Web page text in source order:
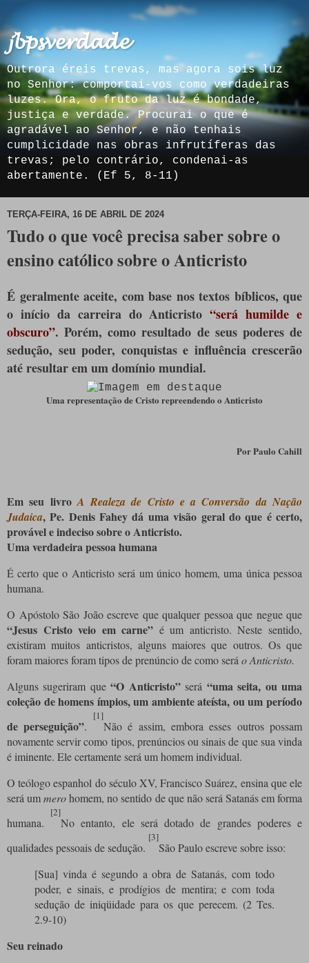
𝓳𝓫𝓹𝓼𝓿𝓮𝓻𝓭𝓪𝓭𝓮
Outrora éreis trevas, mas agora sois luz
no Senhor: comportai-vos como verdadeiras
luzes. Ora, o fruto da luz é bondade,
justiça e verdade. Procurai o que é
agradável ao Senhor, e não tenhais
cumplicidade nas obras infrutíferas das
trevas; pelo contrário, condenai-as
abertamente. (Ef 5, 8-11)
TERÇA-FEIRA, 16 DE ABRIL DE 2024
Tudo o que você precisa saber sobre o
ensino católico sobre o Anticristo
É geralmente aceite, com base nos textos bíblicos, que
o início da carreira do Anticristo“será humilde e
obscuro”. Porém, como resultado de seus poderes de
sedução, seu poder, conquistas e influência crescerão
até resultar em um domínio mundial.
Uma representação de Cristo repreendendo o Anticristo
Por Paulo Cahill
Em seu livroA Realeza de Cristo e a Conversão da Nação
Judaica, Pe. Denis Fahey dá uma visão geral do que é certo,
provável e indeciso sobre o Anticristo.
Uma verdadeira pessoa humana
É certo que o Anticristo será um único homem, uma única pessoa
humana.
O Apóstolo São João escreve que qualquer pessoa que negue que
“Jesus Cristo veio em carne” é um anticristo. Neste sentido,
existiram muitos anticristos, alguns maiores que outros. Os que
foram maiores foram tipos de prenúncio de comoserá oAnticristo.
Alguns sugeriram que“O Anticristo”será “uma seita, ou uma
coleção de homens ímpios, um ambiente ateísta, ou um período
de perseguição”.
[1]
Não é assim, embora esses outros possam
novamente servir como tipos, prenúncios ou sinais de que sua vinda
é iminente. Ele certamente será um homem individual.
O teólogo espanhol do século XV, Francisco Suárez, ensina que ele
será ummerohomem, no sentido de que não será Satanás em forma
humana.
[2]
No entanto, ele será dotado de grandes poderes e
qualidades pessoais de sedução.
[3]
São Paulo escreve sobre isso:
[Sua] vinda é segundo a obra de Satanás, com todo
poder, e sinais, e prodígios de mentira; e com toda
sedução de iniqüidade para os que perecem. (2 Tes.
2.9-10)
Seu reinado